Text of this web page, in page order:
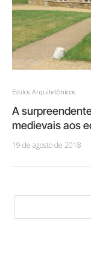
Estilos Arquitetônicos
A
medievais aos
19 de agosto de 2018